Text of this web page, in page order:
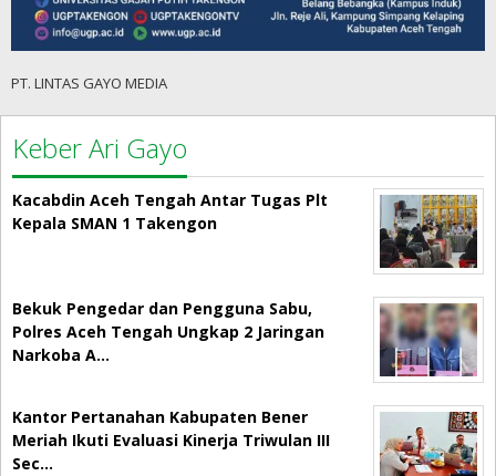
PT. LINTAS GAYO MEDIA
Keber Ari Gayo
Kacabdin Aceh Tengah Antar Tugas Plt
Kepala SMAN 1 Takengon
Bekuk Pengedar dan Pengguna Sabu,
Polres Aceh Tengah Ungkap 2 Jaringan
Narkoba A…
Kantor Pertanahan Kabupaten Bener
Meriah Ikuti Evaluasi Kinerja Triwulan III
Sec…